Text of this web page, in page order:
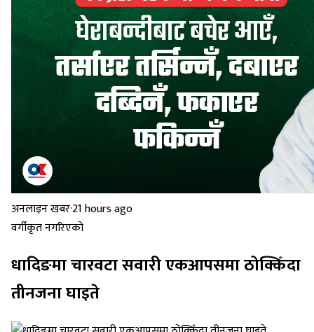
अनलाइन खबर·21 hours ago
वर्गीकृत नगरिएको
धादिङमा चारवटा सवारी एकआपसमा ठोक्किँदा
तीनजना घाइते